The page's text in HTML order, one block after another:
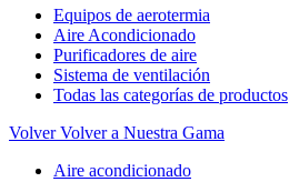
Equipos de aerotermia
Aire Acondicionado
Purificadores de aire
Sistema de ventilación
Todas las categorías de productos
Volver Volver a Nuestra Gama
Aire acondicionado